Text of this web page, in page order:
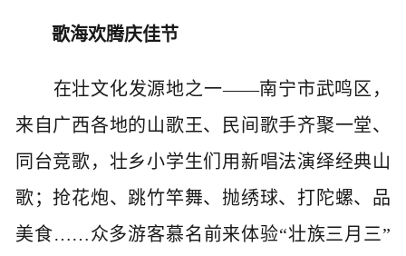
歌海欢腾庆佳节
在壮文化发源地之一——南宁市武鸣区，
来自广西各地的山歌王、民间歌手齐聚一堂、
同台竞歌，壮乡小学生们用新唱法演绎经典山
歌；抢花炮、跳竹竿舞、抛绣球、打陀螺、品
美食……众多游客慕名前来体验“壮族三月三”